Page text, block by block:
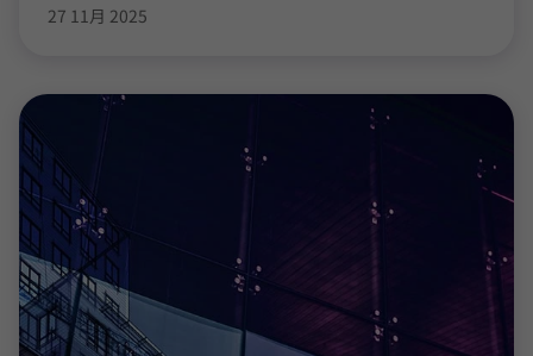
27 11月 2025